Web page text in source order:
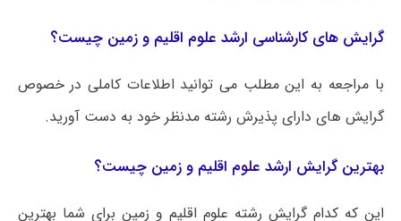
گرایش های کارشناسی ارشد علوم اقلیم و زمین چیست؟
با مراجعه به این مطلب می‌ توانید اطلاعات کاملی در خصوص
گرایش های دارای پذیرش رشته مدنظر خود به دست آورید.
بهترین گرایش ارشد علوم اقلیم و زمین چیست؟
این که کدام گرایش رشته علوم اقلیم و زمین برای شما بهترین